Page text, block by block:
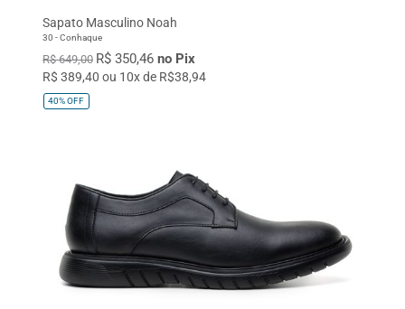
Sapato Masculino Noah
30 - Conhaque
R$ 649,00 R$ 350,46 no Pix
R$ 389,40 ou 10x de R$38,94
40%OFF